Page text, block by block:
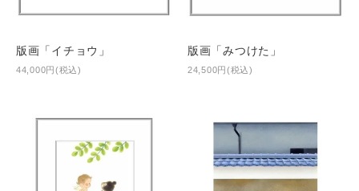
版画「イチョウ」
44,000円(税込)
版画「みつけた」
24,500円(税込)